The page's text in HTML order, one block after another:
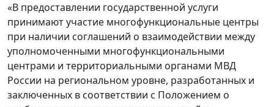
«В предоставлении государственной услуги
принимают участие многофункциональные центры
при наличии соглашений о взаимодействии между
уполномоченными многофункциональными
центрами и территориальными органами МВД
России на региональном уровне, разработанных и
заключенных в соответствии с Положением о